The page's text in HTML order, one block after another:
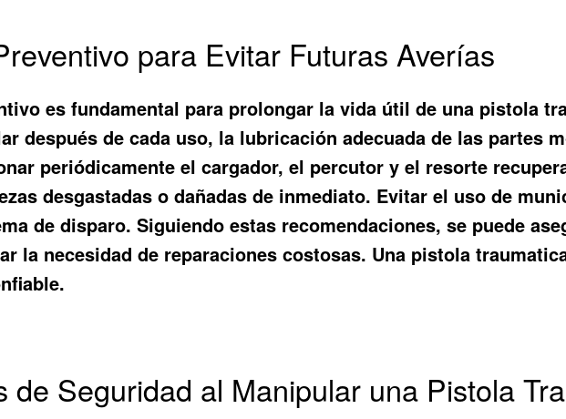
para Evitar Futuras Averías
es fundamental para prolongar la vida útil de una pistola
después de cada uso, la lubricación adecuada de las partes
periódicamente el cargador, el percutor y el resorte
desgastadas o dañadas de inmediato. Evitar el uso de
de disparo. Siguiendo estas recomendaciones, se puede
la necesidad de reparaciones costosas. Una pistola
de Seguridad al Manipular una Pistola